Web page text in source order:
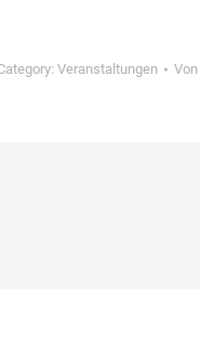
Veranstaltungen Von